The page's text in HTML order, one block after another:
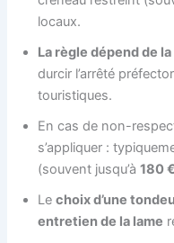
locaux.
La règle dépend de
durcir l’arrêté
touristiques.
En cas de non-
s’appliquer :
(souvent jusqu’à180 €
Lechoix d’une
entretien de la lame